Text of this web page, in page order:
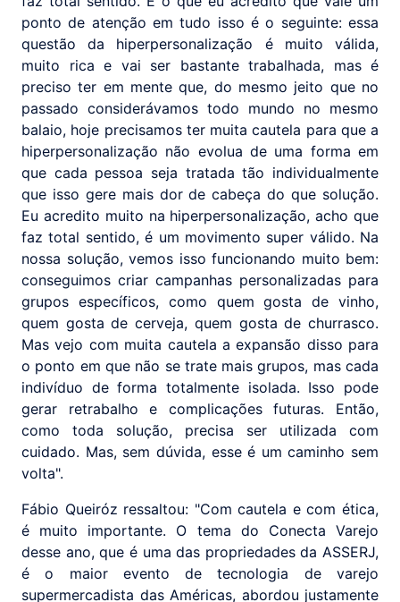
ponto de atenção em tudo isso é o seguinte: essa
questão da hiperpersonalização é muito válida,
muito rica e vai ser bastante trabalhada, mas é
preciso ter em mente que, do mesmo jeito que no
passado considerávamos todo mundo no mesmo
balaio, hoje precisamos ter muita cautela para que a
hiperpersonalização não evolua de uma forma em
que cada pessoa seja tratada tão individualmente
que isso gere mais dor de cabeça do que solução.
Eu acredito muito na hiperpersonalização, acho que
faz total sentido, é um movimento super válido. Na
nossa solução, vemos isso funcionando muito bem:
conseguimos criar campanhas personalizadas para
grupos específicos, como quem gosta de vinho,
quem gosta de cerveja, quem gosta de churrasco.
Mas vejo com muita cautela a expansão disso para
o ponto em que não se trate mais grupos, mas cada
indivíduo de forma totalmente isolada. Isso pode
gerar retrabalho e complicações futuras. Então,
como toda solução, precisa ser utilizada com
cuidado. Mas, sem dúvida, esse é um caminho sem
volta".
Fábio Queiróz ressaltou: "Com cautela e com ética,
é muito importante. O tema do Conecta Varejo
desse ano, que é uma das propriedades da ASSERJ,
é o maior evento de tecnologia de varejo
supermercadista das Américas, abordou justamente